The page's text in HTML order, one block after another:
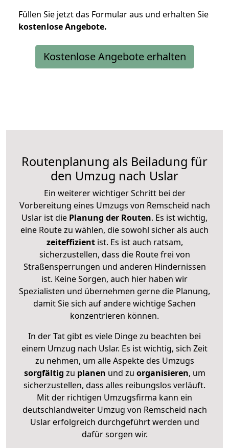
Füllen Sie jetzt das Formular aus und erhalten Sie
kostenloseAngebote.
Kostenlose Angebote erhalten
Routenplanung als Beiladung für
den Umzug nach Uslar
Ein weiterer wichtiger Schritt bei der
Vorbereitung eines Umzugs von Remscheid nach
Uslar ist die Planung der Routen. Es ist wichtig,
eine Route zu wählen, die sowohl sicher als auch
zeiteffizientist. Es ist auch ratsam,
sicherzustellen, dass die Route frei von
Straßensperrungen und anderen Hindernissen
ist. Keine Sorgen, auch hier haben wir
Spezialisten und übernehmen gerne die Planung,
damit Sie sich auf andere wichtige Sachen
konzentrieren können.
In der Tat gibt es viele Dinge zu beachten bei
einem Umzug nach Uslar. Es ist wichtig, sich Zeit
zu nehmen, um alle Aspekte des Umzugs
sorgfältig zu planen und zu organisieren, um
sicherzustellen, dass alles reibungslos verläuft.
Mit der richtigen Umzugsfirma kann ein
deutschlandweiter Umzug von Remscheid nach
Uslar erfolgreich durchgeführt werden und
dafür sorgen wir.